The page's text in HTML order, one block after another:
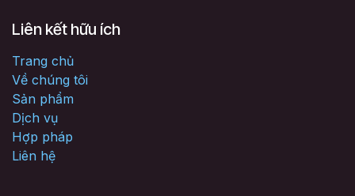
Liên kết hữu ích
Trang chủ
Về chúng tôi
Sản phẩm
Dịch vụ
Hợp pháp
Liên hệ